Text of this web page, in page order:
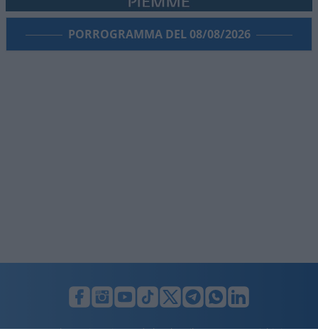
PORROGRAMMA DEL 08/08/2026
LUNIFIN S.r.l. a socio unico. Sede legale Milano, Largo F. Richini, 2/A,